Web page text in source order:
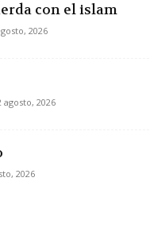
con el islam
2026
agosto, 2026
2026